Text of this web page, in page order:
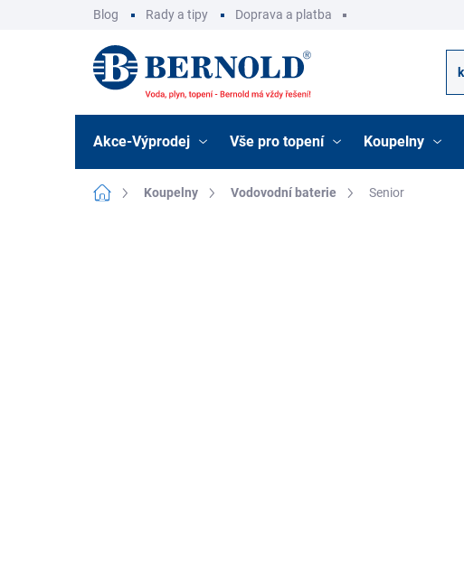
Blog Rady a tipy Doprava a platba
Akce-Výprodej Vše pro topení Koupelny
Domů Koupelny Vodovodní baterie Senior